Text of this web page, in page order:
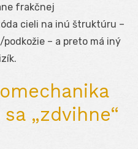
frakčnej
cieli na inú štruktúru –
– a preto má iný
„zdvihne“